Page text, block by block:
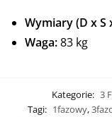
Wymiary (D x S
Waga:83 kg
Kategorie: 3
Tagi: 1fazowy,